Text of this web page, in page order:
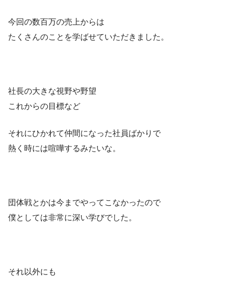
今回の数百万の売上からは
たくさんのことを学ばせていただきました。
社長の大きな視野や野望
これからの目標など
それにひかれて仲間になった社員ばかりで
熱く時には喧嘩するみたいな。
団体戦とかは今までやってこなかったので
僕としては非常に深い学びでした。
それ以外にも